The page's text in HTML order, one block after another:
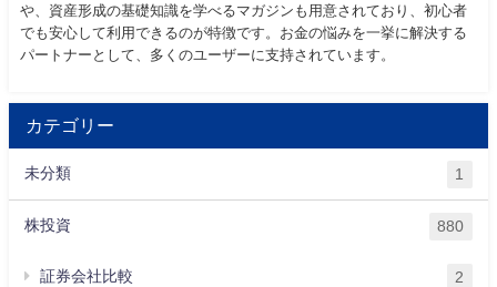
や、資産形成の基礎知識を学べるマガジンも用意されており、初心者
でも安心して利用できるのが特徴です。お金の悩みを一挙に解決する
パートナーとして、多くのユーザーに支持されています。
カテゴリー
未分類 1
株投資 880
証券会社比較 2